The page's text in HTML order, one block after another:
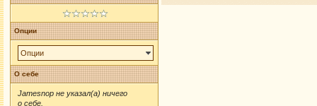
Опции
Опции
О себе
Jamesnop не указал(а) ничего
о себе.